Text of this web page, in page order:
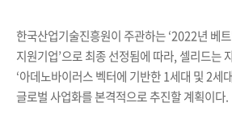
한국산업기술진흥원이 주관하는‘2022년 베
지원기업’으로 최종 선정됨에 따라, 셀리드는
‘아데노바이러스 벡터에 기반한1세대 및2세
글로벌 사업화를 본격적으로 추진할 계획이다.